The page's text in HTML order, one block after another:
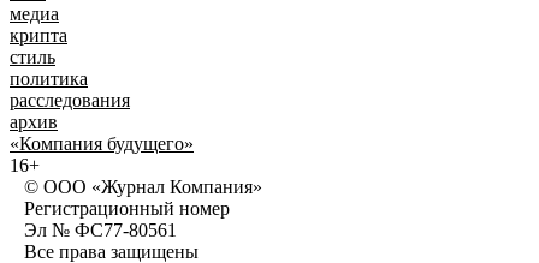
медиа
крипта
стиль
политика
расследования
архив
«Компания будущего»
16+
© ООО «Журнал Компания»
Регистрационный номер
Эл № ФС77-80561
Все права защищены